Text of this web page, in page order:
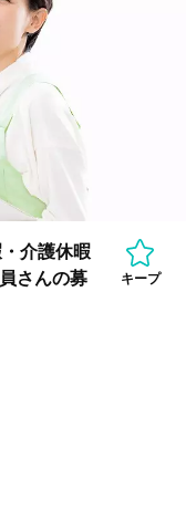
介護休暇
さんの募
キープ